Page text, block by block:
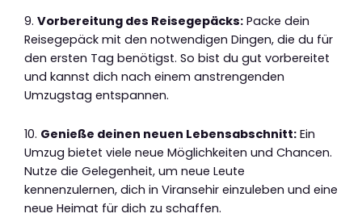
9. Vorbereitung des Reisegepäcks: Packe dein
Reisegepäck mit den notwendigen Dingen, die du für
den ersten Tag benötigst. So bist du gut vorbereitet
und kannst dich nach einem anstrengenden
Umzugstag entspannen.
10. Genieße deinen neuen Lebensabschnitt: Ein
Umzug bietet viele neue Möglichkeiten und Chancen.
Nutze die Gelegenheit, um neue Leute
kennenzulernen, dich in Viransehir einzuleben und eine
neue Heimat für dich zu schaffen.